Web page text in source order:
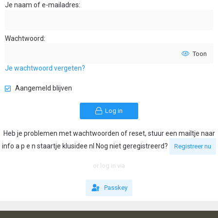
Je naam of e-mailadres
Wachtwoord
Toon
Je wachtwoord vergeten?
Aangemeld blijven
Log in
Heb je problemen met wachtwoorden of reset, stuur een mailtje naar
info a p e n staartje klusidee nl Nog niet geregistreerd?
Registreer nu
or log in via
Passkey